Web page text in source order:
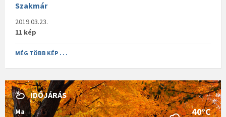
Szakmár
2019.03.23.
11 kép
MÉG TÖBB KÉP . . .
IDŐJÁRÁS
Ma 40°C